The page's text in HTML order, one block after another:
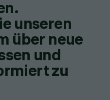
unseren
über neue
und
zu